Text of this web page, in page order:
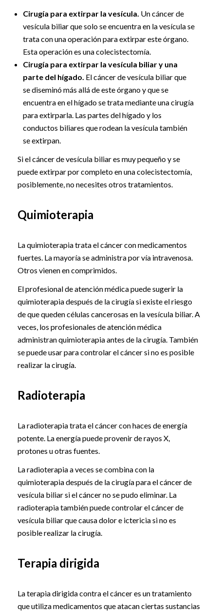
Cirugía para extirpar la vesícula. Un cáncer de
vesícula biliar que solo se encuentra en la vesícula se
trata con una operación para extirpar este órgano.
Esta operación es una colecistectomía.
Cirugía para extirpar la vesícula biliar y una
parte del hígado. El cáncer de vesícula biliar que
se diseminó más allá de este órgano y que se
encuentra en el hígado se trata mediante una cirugía
para extirparla. Las partes del hígado y los
conductos biliares que rodean la vesícula también
se extirpan.
Si el cáncer de vesícula biliar es muy pequeño y se
puede extirpar por completo en una colecistectomía,
posiblemente, no necesites otros tratamientos.
Quimioterapia
La quimioterapia trata el cáncer con medicamentos
fuertes. La mayoría se administra por vía intravenosa.
Otros vienen en comprimidos.
El profesional de atención médica puede sugerir la
quimioterapia después de la cirugía si existe el riesgo
de que queden células cancerosas en la vesícula biliar. A
veces, los profesionales de atención médica
administran quimioterapia antes de la cirugía. También
se puede usar para controlar el cáncer si no es posible
realizar la cirugía.
Radioterapia
La radioterapia trata el cáncer con haces de energía
potente. La energía puede provenir de rayos X,
protones u otras fuentes.
La radioterapia a veces se combina con la
quimioterapia después de la cirugía para el cáncer de
vesícula biliar si el cáncer no se pudo eliminar. La
radioterapia también puede controlar el cáncer de
vesícula biliar que causa dolor e ictericia si no es
posible realizar la cirugía.
Terapia dirigida
La terapia dirigida contra el cáncer es un tratamiento
que utiliza medicamentos que atacan ciertas sustancias